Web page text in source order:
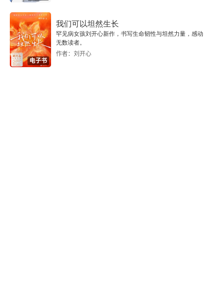
肯定话语
参考书目
电子书
我们可以坦然生长
罕见病女孩刘开心新作，书写生命韧性与坦然力量，感动
无数读者。
作者：刘开心